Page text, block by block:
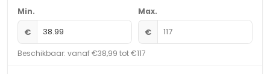
Min.
€
Max.
€
Beschikbaar: vanaf €38,99 tot €117